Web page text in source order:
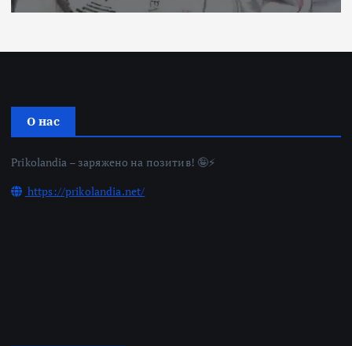
О нас
Prikolandia – заряжено на позитив! 🤪⚡
https://prikolandia.net/